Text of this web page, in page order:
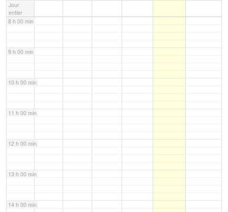
Jour
entier
8 h 00 min
9 h 00 min
10 h 00 min
11 h 00 min
12 h 00 min
13 h 00 min
14 h 00 min